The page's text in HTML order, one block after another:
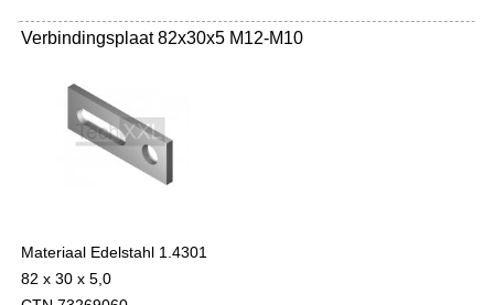
Verbindingsplaat 82x30x5 M12-M10
Materiaal Edelstahl 1.4301
82 x 30 x 5,0